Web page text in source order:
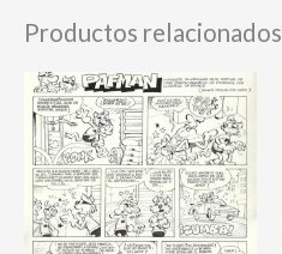
Productos relacionados